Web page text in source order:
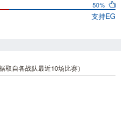
50%
支持EG
取自各战队最近10场比赛）